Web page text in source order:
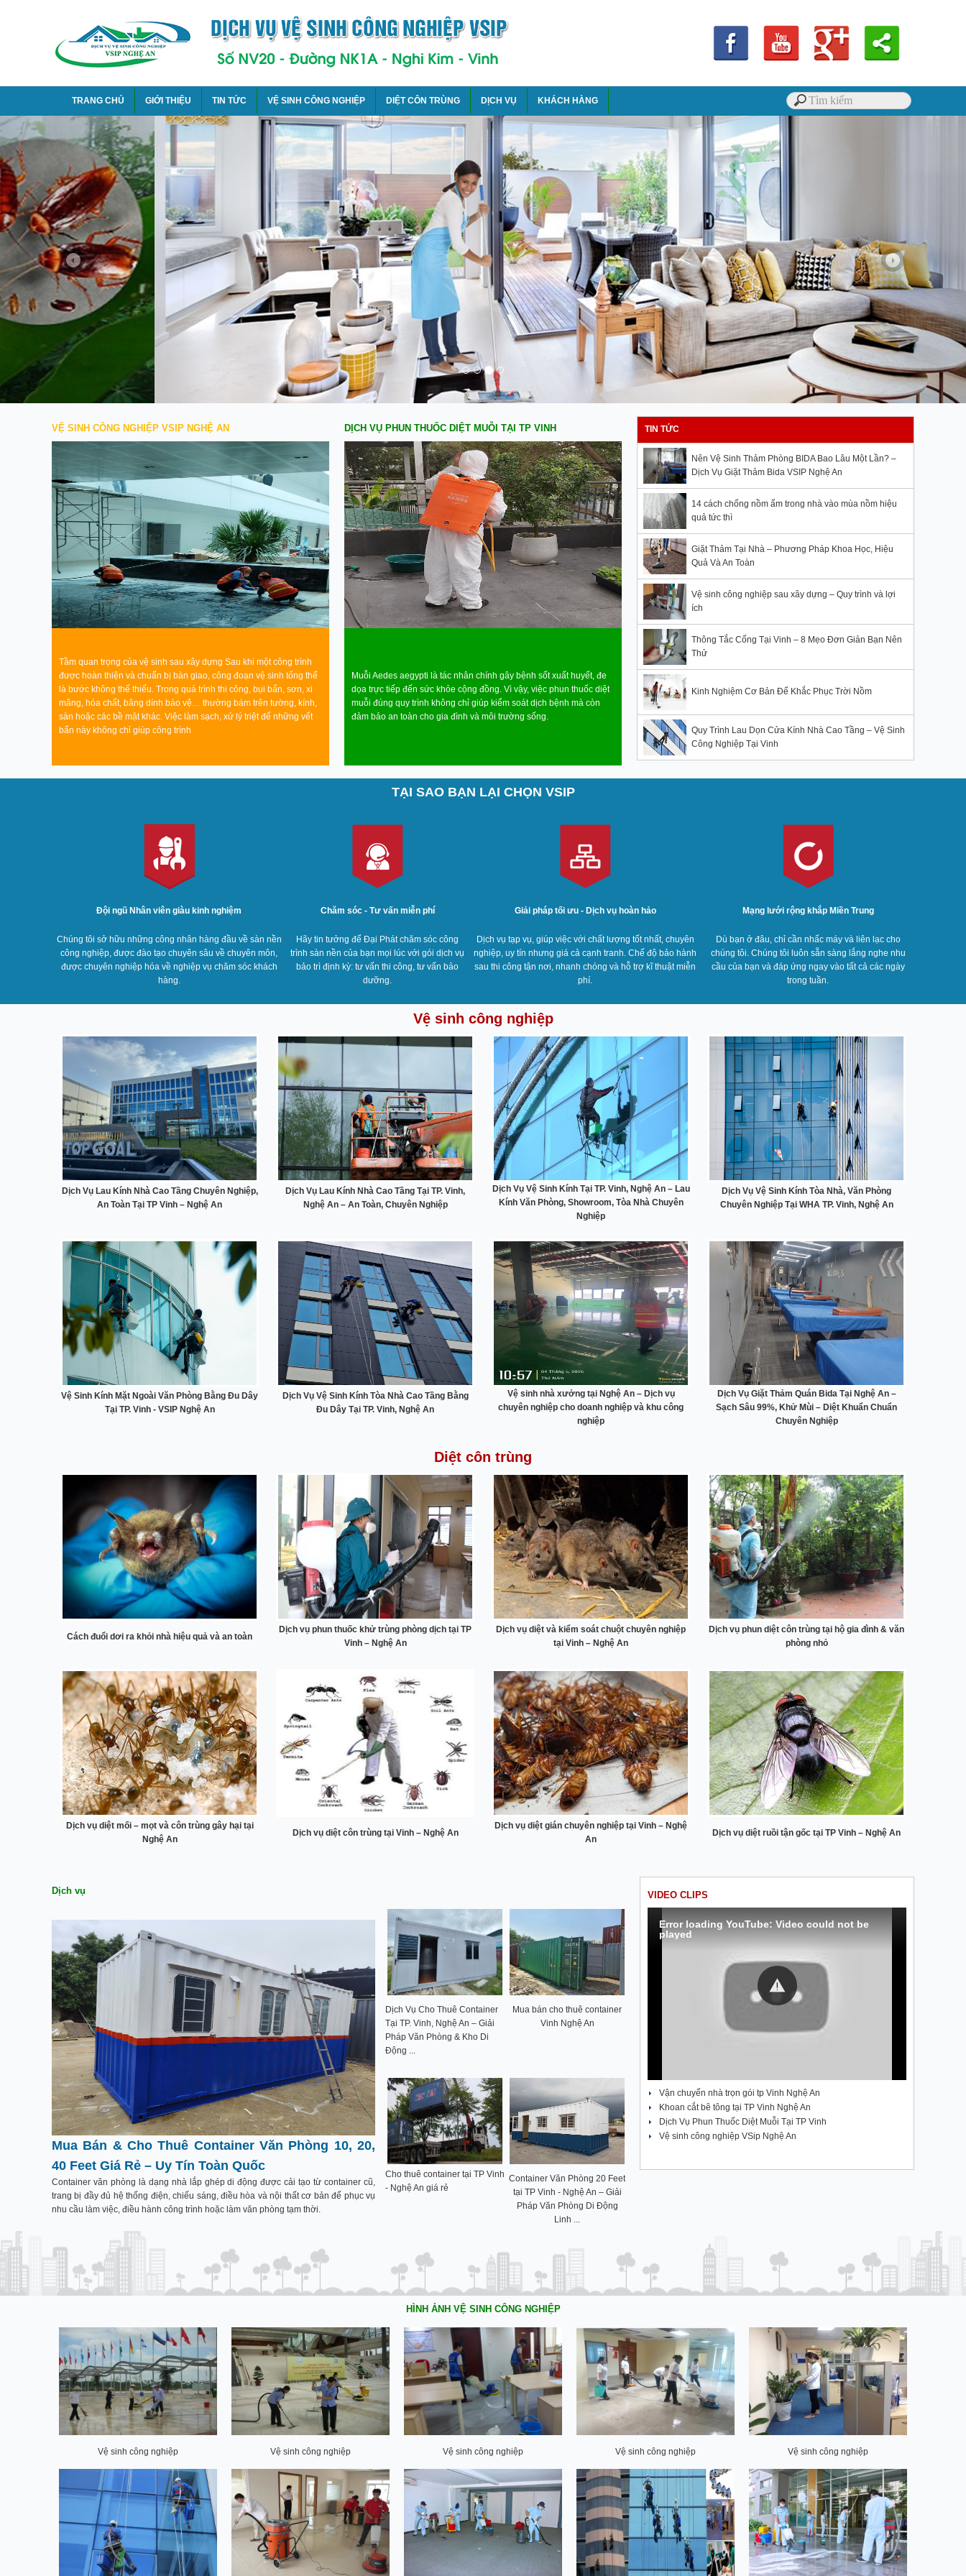
TRANG CHỦ GIỚI THIỆU TIN TỨC VỆ SINH CÔNG NGHIỆP DIỆT CÔN TRÙNG DỊCH VỤ KHÁCH HÀNG
VỆ SINH CÔNG NGHIỆP VSIP NGHỆ AN
Tầm quan trọng của vệ sinh sau xây dựng Sau khi một công trình
được hoàn thiện và chuẩn bị bàn giao, công đoạn vệ sinh tổng thể
là bước không thể thiếu. Trong quá trình thi công, bụi bẩn, sơn, xi
măng, hóa chất, băng dính bảo vệ… thường bám trên tường, kính,
sàn hoặc các bề mặt khác. Việc làm sạch, xử lý triệt để những vết
bẩn này không chỉ giúp công trình
DỊCH VỤ PHUN THUỐC DIỆT MUỖI TẠI TP VINH
Muỗi Aedes aegypti là tác nhân chính gây bệnh sốt xuất huyết, đe
dọa trực tiếp đến sức khỏe cộng đồng. Vì vậy, việc phun thuốc diệt
muỗi đúng quy trình không chỉ giúp kiểm soát dịch bệnh mà còn
đảm bảo an toàn cho gia đình và môi trường sống.
TIN TỨC
Nên Vệ Sinh Thảm Phòng BIDA Bao Lâu Một Lần? –
Dịch Vụ Giặt Thảm Bida VSIP Nghệ An
14 cách chống nồm ẩm trong nhà vào mùa nồm hiệu
quả tức thì
Giặt Thảm Tại Nhà – Phương Pháp Khoa Học, Hiệu
Quả Và An Toàn
Vệ sinh công nghiệp sau xây dựng – Quy trình và lợi
ích
Thông Tắc Cống Tại Vinh – 8 Mẹo Đơn Giản Bạn Nên
Thử
Kinh Nghiệm Cơ Bản Để Khắc Phục Trời Nồm
Quy Trình Lau Dọn Cửa Kính Nhà Cao Tầng – Vệ Sinh
Công Nghiệp Tại Vinh
TẠI SAO BẠN LẠI CHỌN VSIP
Đội ngũ Nhân viên giàu kinh nghiệm Chăm sóc - Tư vấn miễn phí Giải pháp tối ưu - Dịch vụ hoàn hảo Mạng lưới rộng khắp Miền Trung
Chúng tôi sở hữu những công nhân hàng đầu về sàn nền
công nghiệp, được đào tạo chuyên sâu về chuyên môn,
được chuyên nghiệp hóa về nghiệp vụ chăm sóc khách
hàng.
Hãy tin tưởng để Đại Phát chăm sóc công
trình sàn nền của bạn mọi lúc với gói dịch vụ
bảo trì định kỳ: tư vấn thi công, tư vấn bảo
dưỡng.
Dịch vụ tạp vụ, giúp việc với chất lượng tốt nhất, chuyên
nghiệp, uy tín nhưng giá cả cạnh tranh. Chế độ bảo hành
sau thi công tận nơi, nhanh chóng và hỗ trợ kĩ thuật miễn
phí.
Dù bạn ở đâu, chỉ cần nhấc máy và liên lạc cho
chúng tôi. Chúng tôi luôn sẵn sàng lắng nghe nhu
cầu của bạn và đáp ứng ngay vào tất cả các ngày
trong tuần.
Vệ sinh công nghiệp
Dịch Vụ Lau Kính Nhà Cao Tầng Chuyên Nghiệp,
An Toàn Tại TP Vinh – Nghệ An
Dịch Vụ Lau Kính Nhà Cao Tầng Tại TP. Vinh,
Nghệ An – An Toàn, Chuyên Nghiệp
Dịch Vụ Vệ Sinh Kính Tại TP. Vinh, Nghệ An – Lau
Kính Văn Phòng, Showroom, Tòa Nhà Chuyên
Nghiệp
Dịch Vụ Vệ Sinh Kính Tòa Nhà, Văn Phòng
Chuyên Nghiệp Tại WHA TP. Vinh, Nghệ An
Vệ Sinh Kính Mặt Ngoài Văn Phòng Bằng Đu Dây
Tại TP. Vinh - VSIP Nghệ An
Dịch Vụ Vệ Sinh Kính Tòa Nhà Cao Tầng Bằng
Đu Dây Tại TP. Vinh, Nghệ An
Vệ sinh nhà xưởng tại Nghệ An – Dịch vụ
chuyên nghiệp cho doanh nghiệp và khu công
nghiệp
Dịch Vụ Giặt Thảm Quán Bida Tại Nghệ An –
Sạch Sâu 99%, Khử Mùi – Diệt Khuẩn Chuẩn
Chuyên Nghiệp
Diệt côn trùng
Cách đuổi dơi ra khỏi nhà hiệu quả và an toàn
Dịch vụ phun thuốc khử trùng phòng dịch tại TP
Vinh – Nghệ An
Dịch vụ diệt và kiểm soát chuột chuyên nghiệp
tại Vinh – Nghệ An
Dịch vụ phun diệt côn trùng tại hộ gia đình & văn
phòng nhỏ
Dịch vụ diệt mối – mọt và côn trùng gây hại tại
Nghệ An
Dịch vụ diệt côn trùng tại Vinh – Nghệ An
Dịch vụ diệt gián chuyên nghiệp tại Vinh – Nghệ
An
Dịch vụ diệt ruồi tận gốc tại TP Vinh – Nghệ An
Dịch vụ
Mua Bán & Cho Thuê Container Văn Phòng 10, 20,
40 Feet Giá Rẻ – Uy Tín Toàn Quốc
Container văn phòng là dạng nhà lắp ghép di động được cải tạo từ container cũ,
trang bị đầy đủ hệ thống điện, chiếu sáng, điều hòa và nội thất cơ bản để phục vụ
nhu cầu làm việc, điều hành công trình hoặc làm văn phòng tạm thời.
Dịch Vụ Cho Thuê Container
Tại TP. Vinh, Nghệ An – Giải
Pháp Văn Phòng & Kho Di
Động ...
Mua bán cho thuê container
Vinh Nghệ An
Cho thuê container tại TP Vinh
- Nghệ An giá rẻ
Container Văn Phòng 20 Feet
tại TP Vinh - Nghệ An – Giải
Pháp Văn Phòng Di Động
Linh ...
VIDEO CLIPS
Error loading YouTube: Video could not be
played
Vận chuyển nhà trọn gói tp Vinh Nghệ An
Khoan cắt bê tông tại TP Vinh Nghệ An
Dịch Vụ Phun Thuốc Diệt Muỗi Tại TP Vinh
Vệ sinh công nghiệp VSip Nghệ An
HÌNH ẢNH VỆ SINH CÔNG NGHIỆP
Vệ sinh công nghiệp Vệ sinh công nghiệp Vệ sinh công nghiệp Vệ sinh công nghiệp Vệ sinh công nghiệp